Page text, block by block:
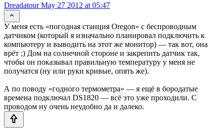
DreadatourMay 27 2012 at 05:47
У меня есть «погодная станция Oregon» с беспроводным
датчиком (который я изначально планировал подключить к
компьютеру и выводить на этот же монитор) — так вот, она
врёт ;) Дом на солнечной стороне и закрепить датчик так,
чтобы он показывал правильную температуру у меня не
получатся (ну или руки кривые, опять же).
А по поводу «годного термометра» — я ещё в бородатые
времена подключал DS1820 — всё это уже проходили. С
проводом ну очень неудобно да и далеко.